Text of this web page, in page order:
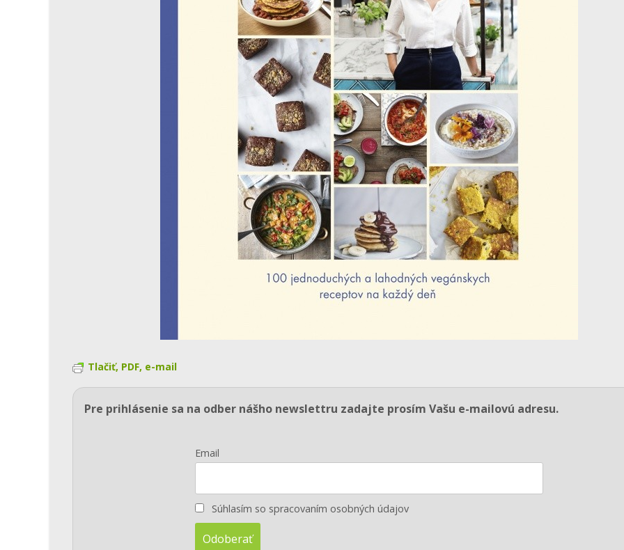
Tlačiť, PDF, e-mail
Pre prihlásenie sa na odber nášho newslettru zadajte prosím Vašu e-mailovú adresu.
Email
Súhlasím so spracovaním osobných údajov